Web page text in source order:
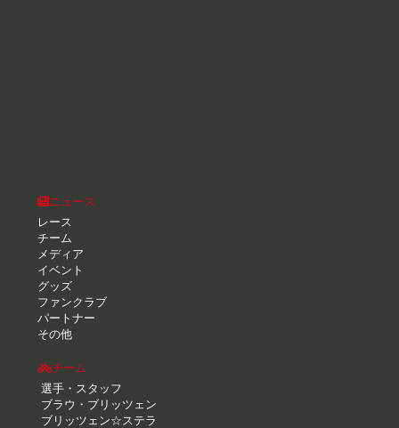
ニュース
レース
チーム
メディア
イベント
グッズ
ファンクラブ
パートナー
その他
チーム
選手・スタッフ
ブラウ・ブリッツェン
ブリッツェン☆ステラ